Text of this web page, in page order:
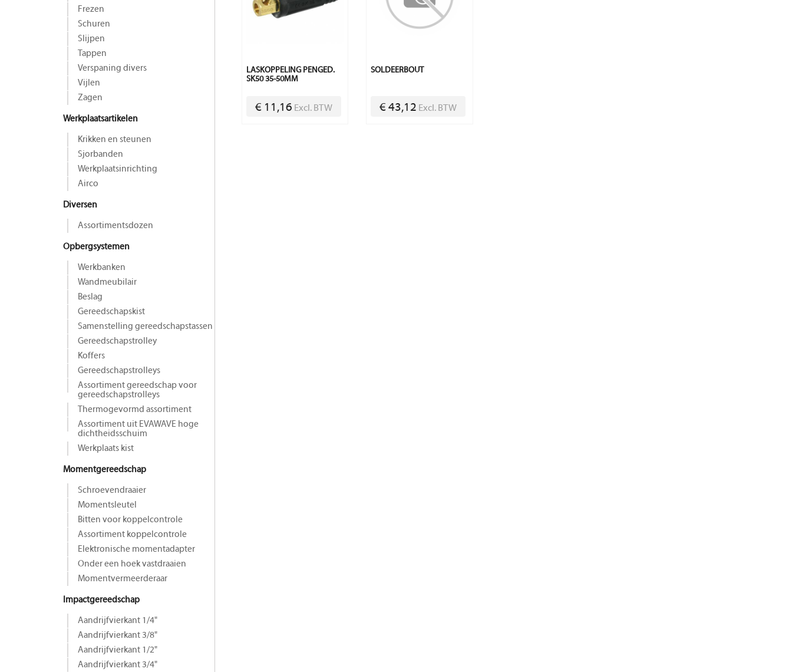
Frezen
Schuren
Slijpen
Tappen
Verspaning divers
Vijlen
Zagen
Werkplaatsartikelen
Krikken en steunen
Sjorbanden
Werkplaatsinrichting
Airco
Diversen
Assortimentsdozen
Opbergsystemen
Werkbanken
Wandmeubilair
Beslag
Gereedschapskist
Samenstelling gereedschapstassen
Gereedschapstrolley
Koffers
Gereedschapstrolleys
Assortiment gereedschap voor
gereedschapstrolleys
Thermogevormd assortiment
Assortiment uit EVAWAVE hoge
dichtheidsschuim
Werkplaats kist
Momentgereedschap
Schroevendraaier
Momentsleutel
Bitten voor koppelcontrole
Assortiment koppelcontrole
Elektronische momentadapter
Onder een hoek vastdraaien
Momentvermeerderaar
Impactgereedschap
Aandrijfvierkant 1/4"
Aandrijfvierkant 3/8"
Aandrijfvierkant 1/2"
Aandrijfvierkant 3/4"
LASKOPPELING PENGED.
SK50 35-50MM
€ 11,16 Excl. BTW
SOLDEERBOUT
€ 43,12 Excl. BTW